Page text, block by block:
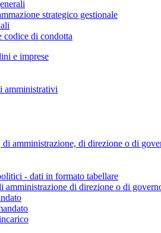
strategico gestionale
codice di condotta
e imprese
amministrativi
amministrazione, di direzione o di
- dati in formato tabellare
amministrazione di direzione o di